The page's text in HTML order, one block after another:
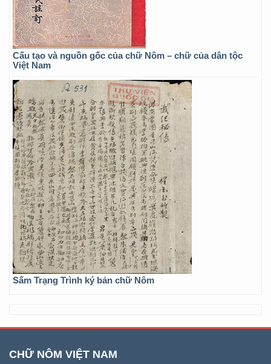
Cấu tạo và nguồn gốc của chữ Nôm – chữ của dân tộc
Việt Nam
Sấm Trạng Trình ký bản chữ Nôm
CHỮ NÔM VIỆT NAM